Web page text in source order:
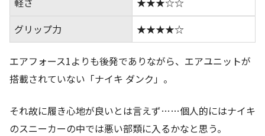
グリップ力
★★★★☆
エアフォース1よりも後発でありながら、エアユニットが
搭載されていない「ナイキ ダンク」。
それ故に履き心地が良いとは言えず……個人的にはナイキ
のスニーカーの中では悪い部類に入るかなと思う。